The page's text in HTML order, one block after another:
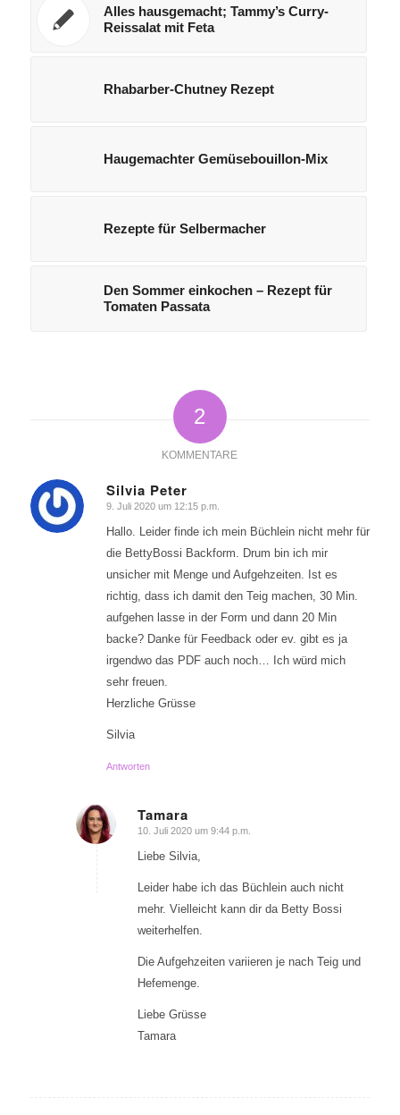
Alles hausgemacht; Tammy’s Curry-
Reissalat mit Feta
Rhabarber-Chutney Rezept
Haugemachter Gemüsebouillon-Mix
Rezepte für Selbermacher
Den Sommer einkochen – Rezept für
Tomaten Passata
2
KOMMENTARE
Silvia Peter
sagte:
9. Juli 2020 um 12:15 p.m.
Hallo. Leider finde ich mein Büchlein nicht mehr für
die BettyBossi Backform. Drum bin ich mir
unsicher mit Menge und Aufgehzeiten. Ist es
richtig, dass ich damit den Teig machen, 30 Min.
aufgehen lasse in der Form und dann 20 Min
backe? Danke für Feedback oder ev. gibt es ja
irgendwo das PDF auch noch… Ich würd mich
sehr freuen.
Herzliche Grüsse
Silvia
Antworten
Tamara
sagte:
10. Juli 2020 um 9:44 p.m.
Liebe Silvia,
Leider habe ich das Büchlein auch nicht
mehr. Vielleicht kann dir da Betty Bossi
weiterhelfen.
Die Aufgehzeiten variieren je nach Teig und
Hefemenge.
Liebe Grüsse
Tamara